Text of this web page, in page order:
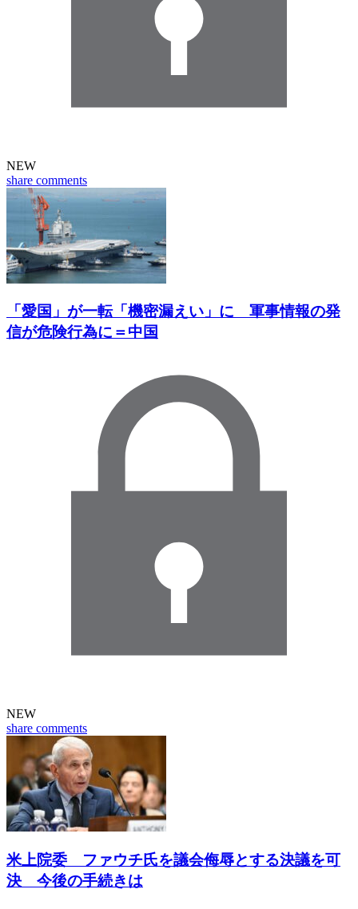
NEW
share comments
「愛国」が一転「機密漏えい」に 軍事情報の発
信が危険行為に＝中国
NEW
share comments
米上院委 ファウチ氏を議会侮辱とする決議を可
決 今後の手続きは